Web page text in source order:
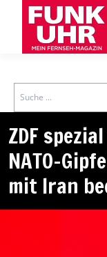
Search
ZDF
NATO-
mit Iran